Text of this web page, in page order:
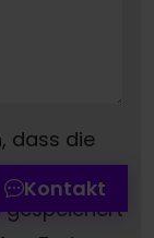
dass die
der
gespeichert
Kontakt